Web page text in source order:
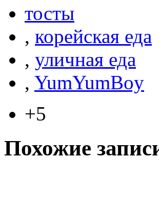
тосты
, корейская еда
, уличная еда
, YumYumBoy
+5
Похожие